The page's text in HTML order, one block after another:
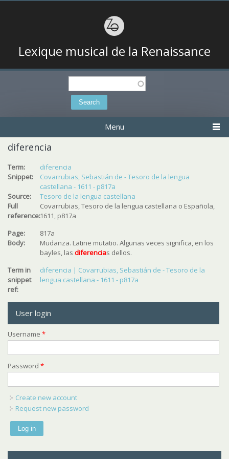
Lexique musical de la Renaissance
Search
Menu
diferencia
Term:
diferencia
Snippet:
Covarrubias, Sebastián de - Tesoro de la lengua
castellana - 1611 - p817a
Source:
Tesoro de la lengua castellana
Full
reference:
Covarrubias, Tesoro de la lengua castellana o Española,
1611, p817a
Page:
817a
Body:
Mudanza. Latine mutatio. Algunas veces significa, en los
bayles, las diferencias dellos.
Term in
snippet
ref:
diferencia | Covarrubias, Sebastián de - Tesoro de la
lengua castellana - 1611 - p817a
User login
Username *
Password *
Create new account
Request new password